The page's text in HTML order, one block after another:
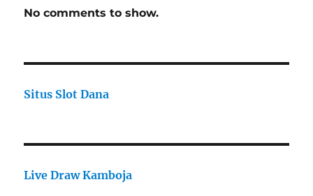
No comments to show.
Situs Slot Dana
Live Draw Kamboja